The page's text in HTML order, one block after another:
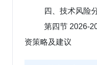
四、技术风险
第四节 2026-
资策略及建议